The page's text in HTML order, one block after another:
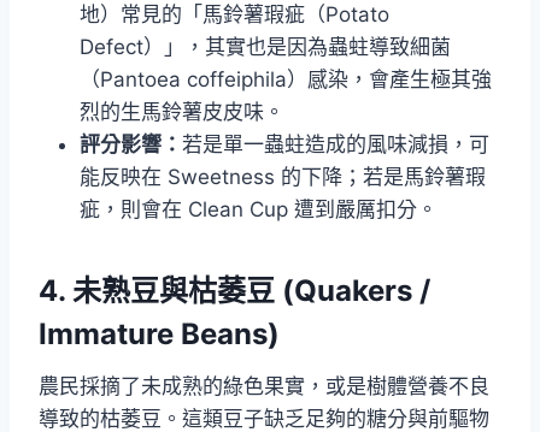
地）常見的「馬鈴薯瑕疵（Potato
Defect）」，其實也是因為蟲蛀導致細菌
（Pantoea coffeiphila）感染，會產生極其強
烈的生馬鈴薯皮皮味。
評分影響： 若是單一蟲蛀造成的風味減損，可
能反映在 Sweetness 的下降；若是馬鈴薯瑕
疵，則會在 Clean Cup 遭到嚴厲扣分。
4. 未熟豆與枯萎豆 (Quakers /
Immature Beans)
農民採摘了未成熟的綠色果實，或是樹體營養不良
導致的枯萎豆。這類豆子缺乏足夠的糖分與前驅物